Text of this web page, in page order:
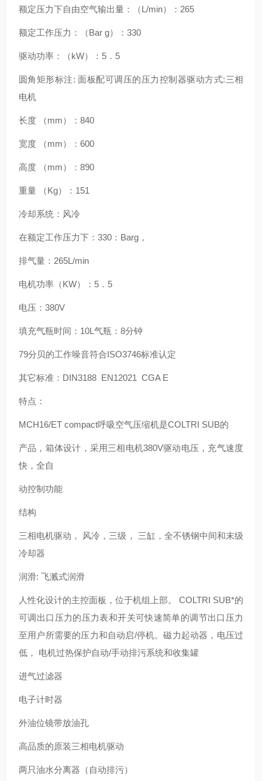
额定压力下自由空气输出量：（L/min）：265
额定工作压力：（Bar g）：330
驱动功率：（kW）：5．5
圆角矩形标注: 面板配可调压的压力控制器驱动方式:三相
电机
长度 （mm）：840
宽度 （mm）：600
高度 （mm）：890
重量 （Kg）：151
冷却系统：风冷
在额定工作压力下：330：Barg，
排气量：265L/min
电机功率（KW）：5．5
电压：380V
填充气瓶时间：10L气瓶：8分钟
79分贝的工作噪音符合ISO3746标准认定
其它标准：DIN3188 EN12021 CGA E
特点：
MCH16/ET compact呼吸空气压缩机是COLTRI SUB的
产品，箱体设计，采用三相电机380V驱动电压，充气速度
快，全自
动控制功能
结构
三相电机驱动， 风冷，三级， 三缸，全不锈钢中间和末级
冷却器
润滑: 飞溅式润滑
人性化设计的主控面板，位于机组上部。 COLTRI SUB*的
可调出口压力的压力表和开关可快速简单的调节出口压力
至用户所需要的压力和自动启/停机。磁力起动器，电压过
低， 电机过热保护自动/手动排污系统和收集罐
进气过滤器
电子计时器
外油位镜带放油孔
高品质的原装三相电机驱动
两只油水分离器（自动排污）